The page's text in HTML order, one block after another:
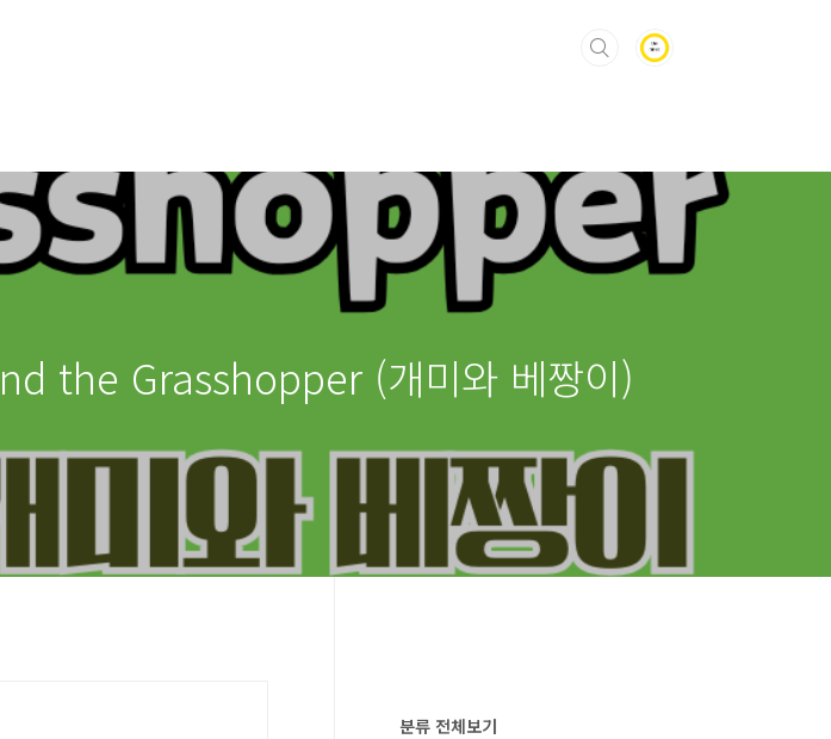
the Grasshopper (개미와 베짱이)
분류 전체보기